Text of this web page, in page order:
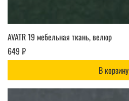
AVATR 19 мебельная ткань, велюр
649 ₽
В корзину